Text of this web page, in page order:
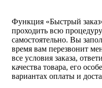
Функция «Быстрый
проходить всю
самостоятельно. Вы
время вам перезвонит
все условия заказа,
качества товара, его
вариантах оплаты и